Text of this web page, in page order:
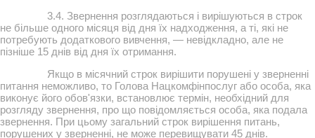
3.4. Звернення розглядаються і вирішуються в строк
не більше одного місяця від дня їх надходження, а ті, які не
потребують додаткового вивчення, — невідкладно, але не
пізніше 15 днів від дня їх отримання.
Якщо в місячний строк вирішити порушені у зверненні
питання неможливо, то Голова Нацкомфінпослуг або особа, яка
виконує його обов'язки, встановлює термін, необхідний для
розгляду звернення, про що повідомляється особа, яка подала
звернення. При цьому загальний строк вирішення питань,
порушених у зверненні, не може перевищувати 45 днів.